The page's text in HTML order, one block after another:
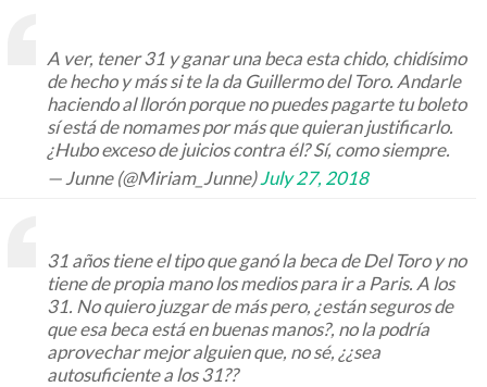
A ver, tener 31 y ganar una beca esta chido, chidísimo
de hecho y más si te la da Guillermo del Toro. Andarle
haciendo al llorón porque no puedes pagarte tu boleto
sí está de nomames por más que quieran justificarlo.
¿Hubo exceso de juicios contra él? Sí, como siempre.
— Junne (@Miriam_Junne)July 27, 2018
31 años tiene el tipo que ganó la beca de Del Toro y no
tiene de propia mano los medios para ir a Paris. A los
31. No quiero juzgar de más pero, ¿están seguros de
que esa beca está en buenas manos?, no la podría
aprovechar mejor alguien que, no sé, ¿¿sea
autosuficiente a los 31??